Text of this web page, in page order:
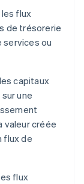
flux
de trésorerie
ou
capitaux
une
valeur créée
flux de
flux